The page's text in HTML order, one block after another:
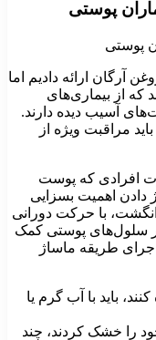
پوستی
آرگان ارائه دادیم اما
که از بیماری‌های
آسیب دیده دارند.
مراقبت ویژه از
افرادی که پوست
دادن اهمیت بسزایی
انگشت، با حرکت دورانی
سلول‌های پوستی کمک
طریقه ماساژ
باید با آب گرم یا
را خشک کردند، چند